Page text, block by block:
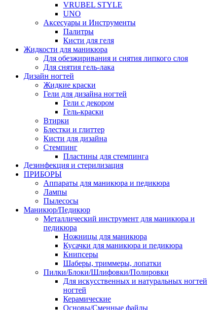
VRUBEL STYLE
UNO
Аксесуары и Инструменты
Палитры
Кисти для геля
Жидкости для маникюра
Для обезжиривания и снятия липкого слоя
Для снятия гель-лака
Дизайн ногтей
Жидкие краски
Гели для дизайна ногтей
Гели с декором
Гель-краски
Втирки
Блестки и глиттер
Кисти для дизайна
Стемпинг
Пластины для стемпинга
Дезинфекция и стерилизация
ПРИБОРЫ
Аппараты для маникюра и педикюра
Лампы
Пылесосы
Маникюр/Педикюр
Металлический инструмент для маникюра и
педикюра
Ножницы для маникюра
Кусачки для маникюра и педикюра
Книпсеры
Шаберы, триммеры, лопатки
Пилки/Блоки/Шлифовки/Полировки
Для искусственных и натуральных ногтей
ногтей
Керамические
Основы/Сменные файлы